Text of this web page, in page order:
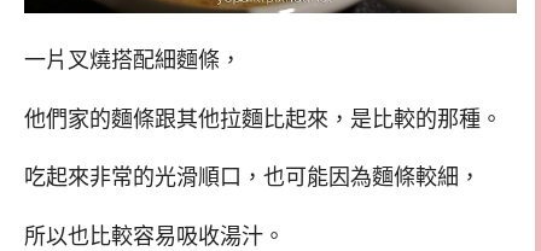
一片叉燒搭配細麵條，
他們家的麵條跟其他拉麵比起來，是比較的那種。
吃起來非常的光滑順口，也可能因為麵條較細，
所以也比較容易吸收湯汁。